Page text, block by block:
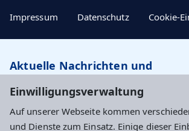
Einwilligungsverwaltung
Auf unserer Webseite kommen
und Dienste zum Einsatz. Einige dieser
Impressum Datenschutz Cookie-
Aktuelle Nachrichten und
Newsletter abonnieren